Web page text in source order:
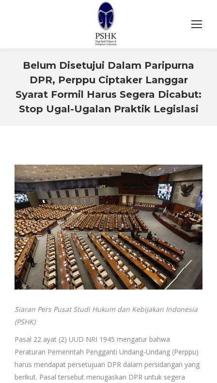
Belum Disetujui Dalam Paripurna
DPR, Perppu Ciptaker Langgar
Syarat Formil Harus Segera Dicabut:
Stop Ugal-Ugalan Praktik Legislasi
Siaran Pers Pusat Studi Hukum dan Kebijakan Indonesia
(PSHK)
Pasal 22 ayat (2) UUD NRI 1945 mengatur bahwa
Peraturan Pemerintah Pengganti Undang-Undang (Perppu)
harus mendapat persetujuan DPR dalam persidangan yang
berikut. Pasal tersebut menugaskan DPR untuk segera